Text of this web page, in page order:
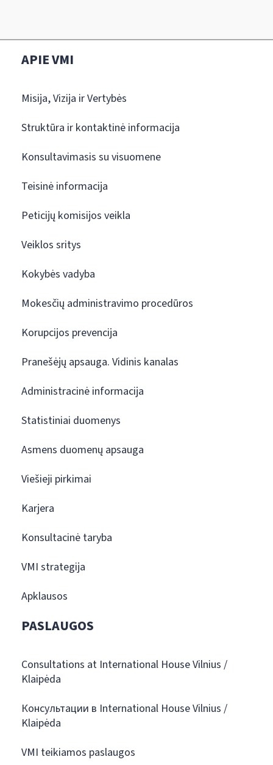
APIE VMI
Misija, Vizija ir Vertybės
Struktūra ir kontaktinė informacija
Konsultavimasis su visuomene
Teisinė informacija
Peticijų komisijos veikla
Veiklos sritys
Kokybės vadyba
Mokesčių administravimo procedūros
Korupcijos prevencija
Pranešėjų apsauga. Vidinis kanalas
Administracinė informacija
Statistiniai duomenys
Asmens duomenų apsauga
Viešieji pirkimai
Karjera
Konsultacinė taryba
VMI strategija
Apklausos
PASLAUGOS
Consultations at International House Vilnius /
Klaipėda
Консультации в International House Vilnius /
Klaipėda
VMI teikiamos paslaugos